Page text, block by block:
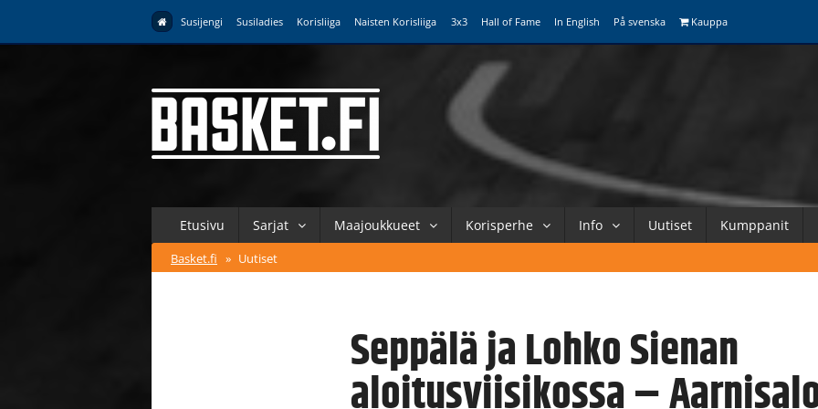
Susijengi Susiladies Korisliiga Naisten Korisliiga 3x3 Hall of Fame In English På svenska Kauppa
Etusivu Sarjat Maajoukkueet Korisperhe Info Uutiset Kumppanit
Basket.fi » Uutiset
Seppälä ja Lohko Sienan